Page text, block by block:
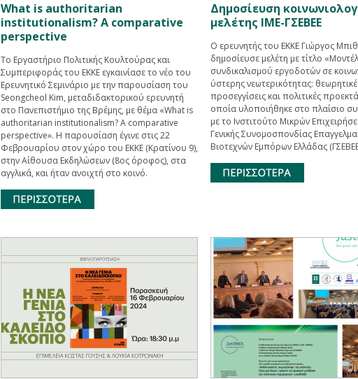
What is authoritarian
institutionalism? A comparative
perspective
Το Εργαστήριο Πολιτικής Κουλτούρας και
Συμπεριφοράς του ΕΚΚΕ εγκαινίασε το νέο του
Ερευνητικό Σεμινάριο με την παρουσίαση του
Seongcheol Kim, μεταδιδακτορικού ερευνητή
στο Πανεπιστήμιο της Βρέμης, με θέμα «What is
authoritarian institutionalism? A comparative
perspective». Η παρουσίαση έγινε στις 22
Φεβρουαρίου στον χώρο του ΕΚΚΕ (Κρατίνου 9),
στην Αίθουσα Εκδηλώσεων (8ος όροφος), στα
αγγλικά, και ήταν ανοιχτή στο κοινό.
Δημοσίευση
μελέτης ΙΜΕ-ΓΣΕΒΕΕ
O ερευνητής του ΕΚΚΕ Γιώργος
δημοσίευσε μελέτη με τίτλο
συνδικαλισμού εργοδοτών σε
ύστερης νεωτερικότητας:
προσεγγίσεις και πολιτικές
οποία υλοποιήθηκε στο πλαίσιο
με το Ινστιτούτο Μικρών
Γενικής Συνομοσπονδίας
Βιοτεχνών Εμπόρων Ελλάδας